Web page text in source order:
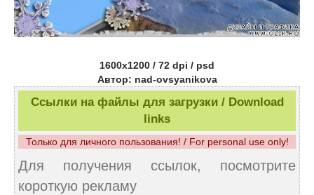
1600x1200 / 72 dpi / psd
Автор: nad-ovsyanikova
Ссылки на файлы для загрузки / Download
links
Только для личного пользования! / For personal use only!
Для получения ссылок, посмотрите
короткую рекламу